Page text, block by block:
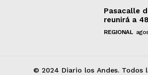
Pasacalle
reunirá a
REGIONAL
© 2024 Diario los Andes. Todos